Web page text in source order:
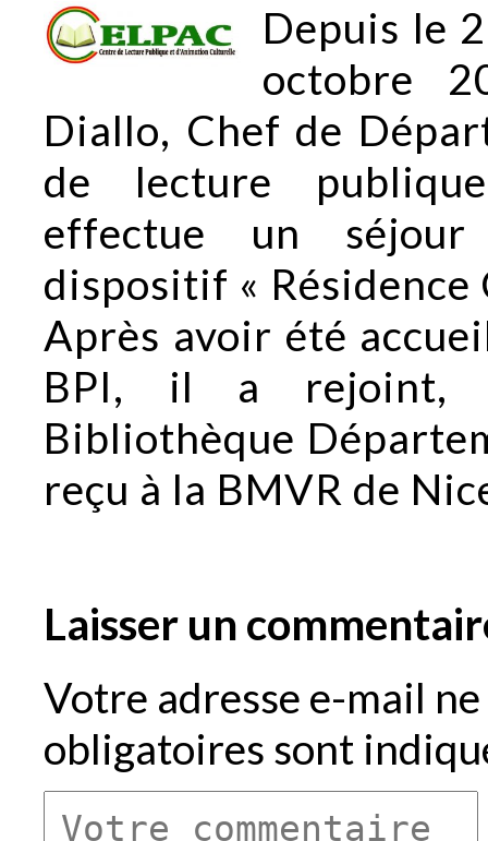
Depuis le
octobre
Diallo, Chef de
de lecture
effectue un
dispositif « Résidence
Après avoir été
BPI, il a rejoint,
Bibliothèque
reçu à la BMVR de
Laisser un
Votre adresse e-mail
obligatoires sont